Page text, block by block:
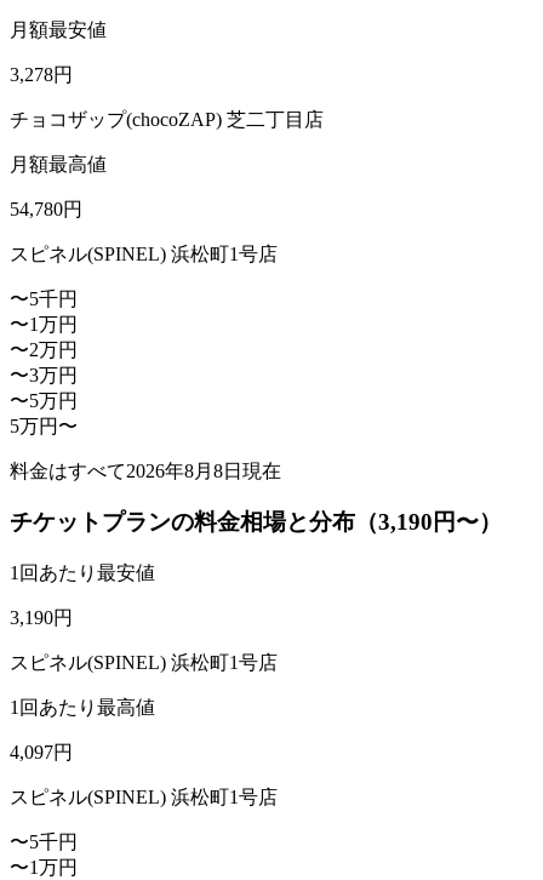
月額最安値
3,278円
チョコザップ(chocoZAP) 芝二丁目店
月額最高値
54,780円
スピネル(SPINEL) 浜松町1号店
〜5千円
〜1万円
〜2万円
〜3万円
〜5万円
5万円〜
料金はすべて2026年8月8日 現在
チケットプランの料金相場と分布（3,190円〜）
1回あたり最安値
3,190円
スピネル(SPINEL) 浜松町1号店
1回あたり最高値
4,097円
スピネル(SPINEL) 浜松町1号店
〜5千円
〜1万円